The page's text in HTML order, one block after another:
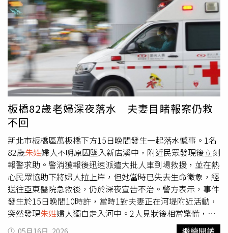
破2樓遮雨棚及棚架後重摔倒地，當場失去生命徵象。救護
人員立即上前急救並送醫處理，最終朱男仍於當晚不治身
亡。對此，為恭醫院聲明，該案發生於晚間門診時段，院方
在第一時間配合消防與警政單位啟動應變機制及安全維護措
施，現場由警消人員到場處置並進行後續相關作業，並同步
通知家屬到場協助處理，惟最終仍不幸發生憾事。為恭醫院
指出，經過調查，該男子非本院住院病人，亦無本院自殺通
報相關紀錄，而醫院建築及頂樓空間均設有門禁與管理機
制，並依相關法規辦理，相關單位20日晚間已到院掌握情
形，院方將全力配合主管機關後續調查。為恭醫院說，醫療
機構除提供醫療照護外，也重視心理健康議題，未來將持續
強化院內安全巡檢與關懷機制，並配合政府單位推動心理健
康促進工作。同時呼籲社會大眾珍惜生命，若面臨情緒困擾
或人生壓力，可撥打衛生福利部安心專線1925（依舊愛
我），尋求專業協助，共同守護生命安全。《CTWANT》關
心您：勇敢求救並非弱者，您的痛苦有人願意傾聽，請撥打
1995。
板橋82歲老婦深夜落水 夫妻目睹報案仍救
不回
新北市板橋區萬板橋下方15日晚間發生一起落水憾事。1名
82歲朱姓婦人不明原因墜入新店溪中，附近民眾發現後立刻
報警求助。警消獲報後迅速派遣大批人車到場救援，並在熱
心民眾協助下將婦人拉上岸，但她當時已失去生命徵象，經
送往亞東醫院急救後，仍於深夜宣告不治。警方表示，事件
發生於15日晚間10時許，當時1對夫妻正在河堤附近活動，
突然發現朱姓婦人獨自走入河中。2人見狀後相當驚慌，立
即靠近查看情況，並試圖確認婦人狀態。不過，由於現場水